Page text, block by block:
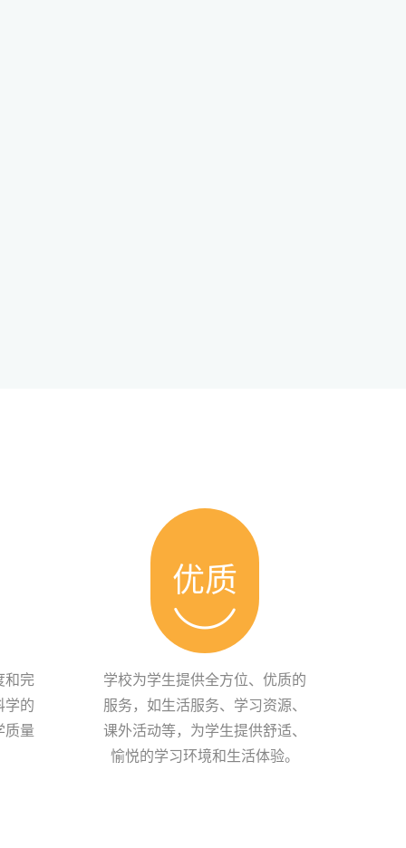
和完
学的
质量
优质
学校为学生提供全方位、优质的
服务，如生活服务、学习资源、
课外活动等，为学生提供舒适、
愉悦的学习环境和生活体验。